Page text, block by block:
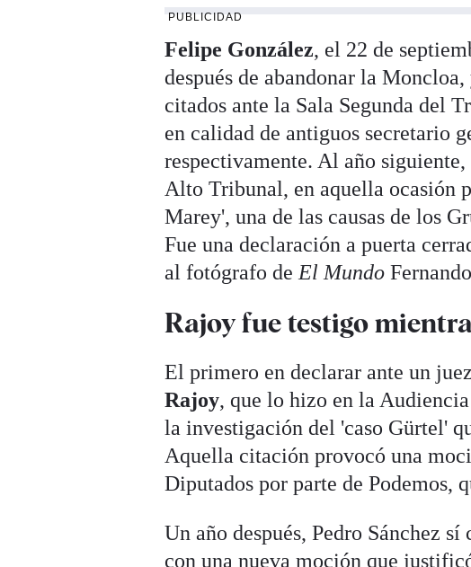
PUBLICIDAD
Felipe González, el 22 de
después de abandonar la
citados ante la Sala Segunda del
en calidad de antiguos secretario
respectivamente. Al año
Alto Tribunal, en aquella ocasión
Marey', una de las causas de los
Fue una declaración a puerta
al fotógrafo de El Mundo
Rajoy fue testigo
El primero en declarar ante un
Rajoy, que lo hizo en la
la investigación del 'caso Gürtel'
Aquella citación provocó una
Diputados por parte de Podemos,
Un año después, Pedro Sánchez
con una nueva moción que